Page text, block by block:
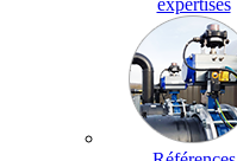
expertises